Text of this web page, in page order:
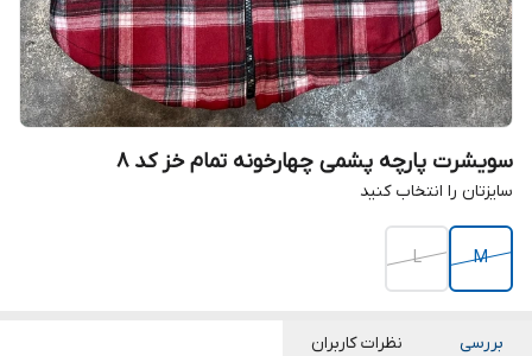
سویشرت پارچه پشمی چهارخونه تمام خز کد ۸
سایزتان را انتخاب کنید
M
L
بررسی نظرات کاربران